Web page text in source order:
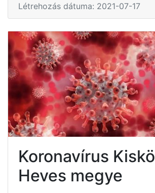
Létrehozás dátuma: 2021-07-17
Koronavírus
Heves megye